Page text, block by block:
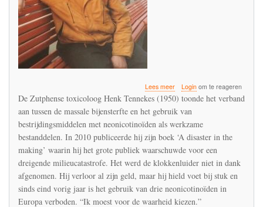
Lees meerover
Interview
met
Henk
Tennekes
in
Achterhoek
Nieuws
Loginom te reageren
De Zutphense toxicoloog Henk Tennekes (1950) toonde het verband
aan tussen de massale bijensterfte en het gebruik van
bestrijdingsmiddelen met neonicotinoïden als werkzame
bestanddelen. In 2010 publiceerde hij zijn boek ‘A disaster in the
making’ waarin hij het grote publiek waarschuwde voor een
dreigende milieucatastrofe. Het werd de klokkenluider niet in dank
afgenomen. Hij verloor al zijn geld, maar hij hield voet bij stuk en
sinds eind vorig jaar is het gebruik van drie neonicotinoïden in
Europa verboden. “Ik moest voor de waarheid kiezen.”